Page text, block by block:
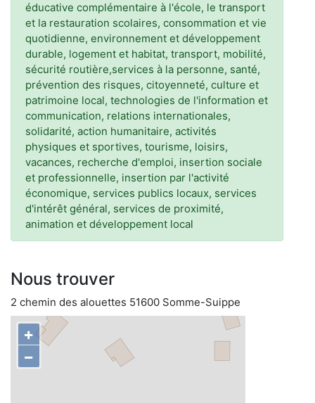
éducative complémentaire à l'école, le transport
et la restauration scolaires, consommation et vie
quotidienne, environnement et développement
durable, logement et habitat, transport, mobilité,
sécurité routière,services à la personne, santé,
prévention des risques, citoyenneté, culture et
patrimoine local, technologies de l'information et
communication, relations internationales,
solidarité, action humanitaire, activités
physiques et sportives, tourisme, loisirs,
vacances, recherche d'emploi, insertion sociale
et professionnelle, insertion par l'activité
économique, services publics locaux, services
d'intérêt général, services de proximité,
animation et développement local
Nous trouver
2 chemin des alouettes 51600 Somme-Suippe
+
−